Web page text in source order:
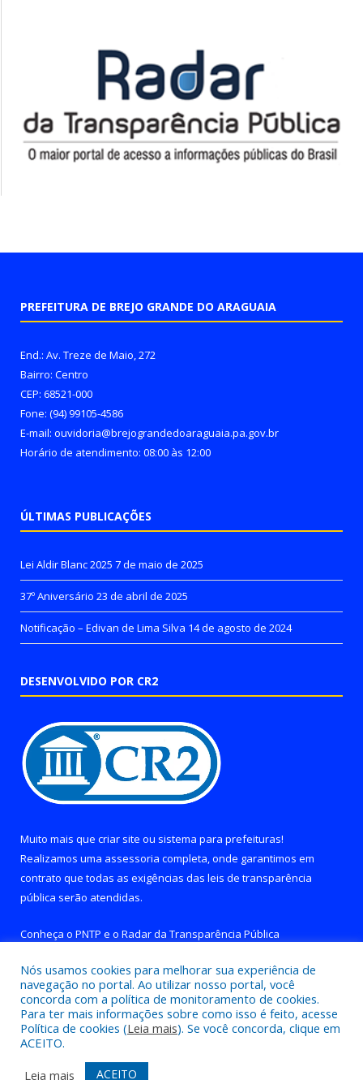
PREFEITURA DE BREJO GRANDE DO ARAGUAIA
End.: Av. Treze de Maio, 272
Bairro: Centro
CEP: 68521-000
Fone: (94) 99105-4586
E-mail: ouvidoria@brejograndedoaraguaia.pa.gov.br
Horário de atendimento: 08:00 às 12:00
ÚLTIMAS PUBLICAÇÕES
Lei Aldir Blanc 2025 7 de maio de 2025
37º Aniversário 23 de abril de 2025
Notificação – Edivan de Lima Silva 14 de agosto de 2024
DESENVOLVIDO POR CR2
Muito mais que criar site ou sistema para prefeituras!
Realizamos uma assessoria completa, onde garantimos em
contrato que todas as exigências das leis de transparência
pública serão atendidas.
Conheça o PNTP e o Radar da Transparência Pública
Todos os direitos reservados a Prefeitura de Brejo Grande do
Araguaia.
Mapa do Site Acessar Área Administrativa
Nós usamos cookies para melhorar sua experiência de
navegação no portal. Ao utilizar nosso portal, você
concorda com a política de monitoramento de cookies.
Para ter mais informações sobre como isso é feito, acesse
Política de cookies (Leia mais). Se você concorda, clique em
ACEITO.
Leia mais
ACEITO